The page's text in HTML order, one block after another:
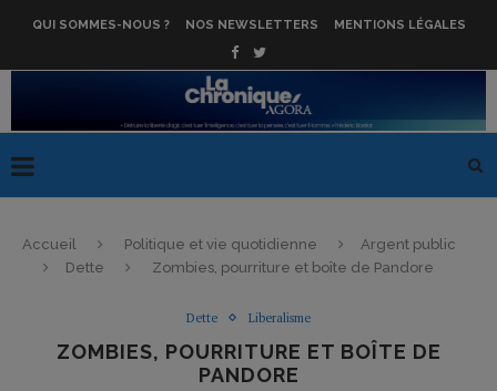
QUI SOMMES-NOUS ? NOS NEWSLETTERS MENTIONS LÉGALES
Accueil Politique et vie quotidienne
Argent public
Dette
Zombies, pourriture et boîte de Pandore
Dette Liberalisme
ZOMBIES, POURRITURE ET BOÎTE DE
PANDORE